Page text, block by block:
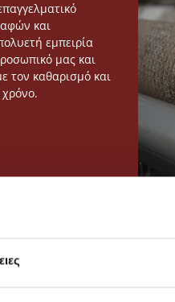
και
εμπειρία
μας και
τον καθαρισμό και
προϊόντα, φιλικά
μας για τον
φροντίδα. Εξυπηρετούμε
διαμορφωμένους